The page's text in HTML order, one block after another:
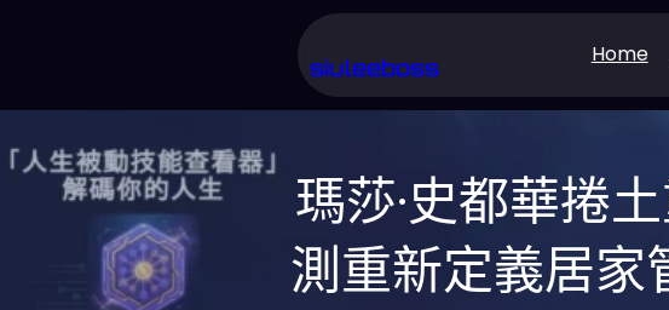
主
要
siuleeboss Home
瑪莎·史都華捲
測重新定義居